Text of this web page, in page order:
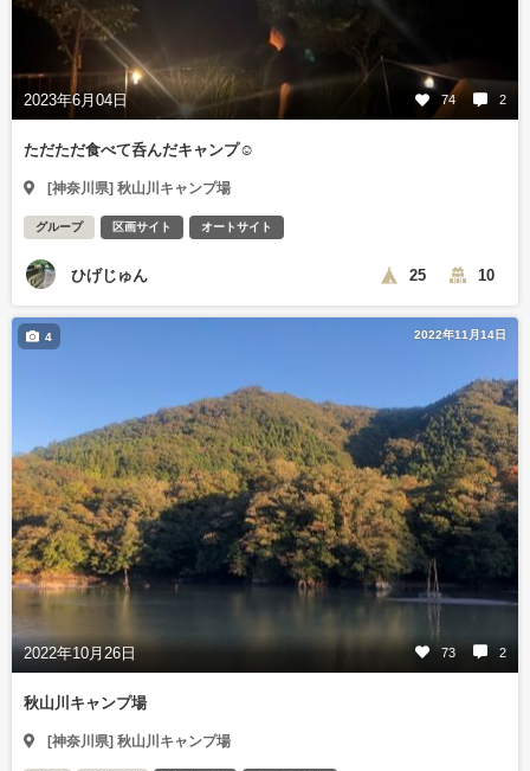
2023年6月04日 74 2
ただただ食べて呑んだキャンプ☺️
[神奈川県] 秋山川キャンプ場
グループ 区画サイト オートサイト
ひげじゅん 25 10
2022年11月14日
2022年10月26日 73 2
4
秋山川キャンプ場
[神奈川県] 秋山川キャンプ場